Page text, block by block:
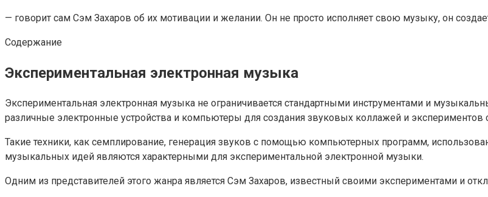
— говорит сам Сэм Захаров об их мотивации и желании. Он не просто исполняет свою музыку, он
Содержание
Экспериментальная электронная музыка
Экспериментальная электронная музыка не ограничивается стандартными инструментами и
различные электронные устройства и компьютеры для создания звуковых коллажей и экспериментов
Такие техники, как семплирование, генерация звуков с помощью компьютерных программ,
музыкальных идей являются характерными для экспериментальной электронной музыки.
Одним из представителей этого жанра является Сэм Захаров, известный своими экспериментами и